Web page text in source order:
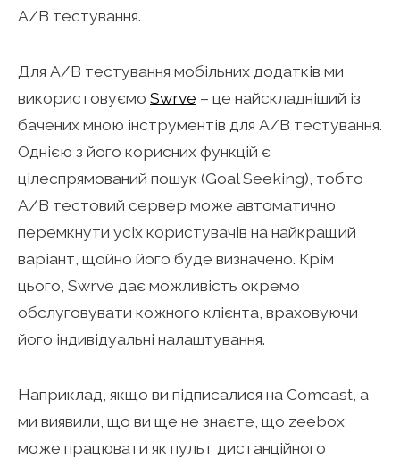
A/B тестування.
Для A/B тестування мобільних додатків ми
використовуємо Swrve – це найскладніший із
бачених мною інструментів для A/B тестування.
Однією з його корисних функцій є
цілеспрямований пошук (Goal Seeking), тобто
A/B тестовий сервер може автоматично
перемкнути усіх користувачів на найкращий
варіант, щойно його буде визначено. Крім
цього, Swrve дає можливість окремо
обслуговувати кожного клієнта, враховуючи
його індивідуальні налаштування.
Наприклад, якщо ви підписалися на Comcast, а
ми виявили, що ви ще не знаєте, що zeebox
може працювати як пульт дистанційного